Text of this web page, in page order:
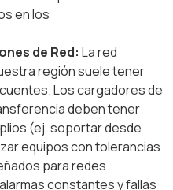
en los
de Red: La red
región suele tener
Los cargadores de
deben tener
(ej. soportar desde
equipos con tolerancias
para redes
constantes y fallas